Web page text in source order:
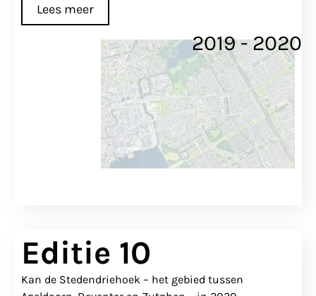
Lees meer
2019 - 2020
Editie 10
Kan de Stedendriehoek – het gebied tussen